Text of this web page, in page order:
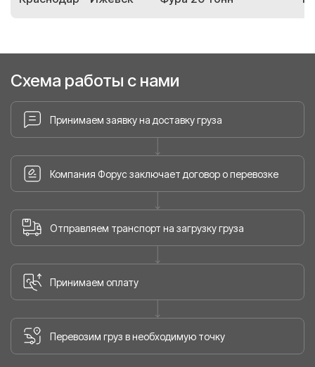
Схема работы с нами
Принимаем заявку на доставку груза
Компания Форус заключает договор о перевозке
Отправляем транспорт на загрузку груза
Принимаем оплату
Перевозим груз в необходимую точку